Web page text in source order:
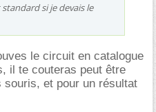
si je devais le
le circuit en catalogue
il te couteras peut être
souris, et pour un résultat